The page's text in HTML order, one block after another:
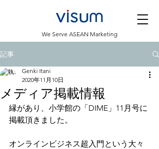
​We Serve ASEAN Marketing
記事
メディア掲載情報
Genki Itani
2020年11月10日
縁があり、小学館の「DIME」11月号に
掲載頂きました。
オンラインビジネス超入門という大々